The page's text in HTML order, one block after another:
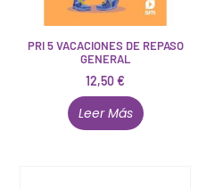
PRI 5 VACACIONES DE REPASO
GENERAL
12,50€
Leer Más